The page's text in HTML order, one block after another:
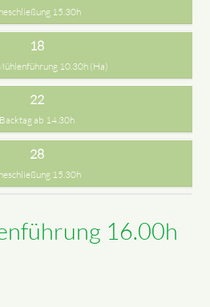
15.30h
18
10.30h (Ha)
22
Backtag ab 14.30h
28
15.30h
16.00h